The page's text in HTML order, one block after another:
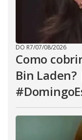
DO R7/07/08/2026
Como
Bin